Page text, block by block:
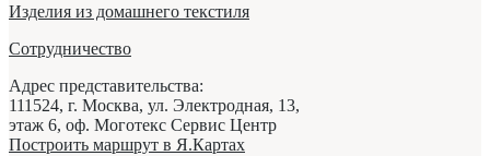
Изделия из домашнего текстиля
Сотрудничество
Адрес представительства:
111524, г. Москва, ул. Электродная, 13,
этаж 6, оф. Моготекс Сервис Центр
Построить маршрут в Я.Картах